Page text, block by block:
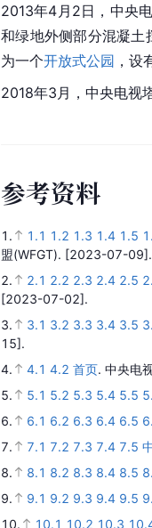
2013年4月2日，中央
和绿地外侧部分混凝土
为一个开放式公园 ，
2018年3月，中央电视
参考资料
1. 1.1 1.2 1.3 1.4 1.5
盟(WFGT). [2023-07-09].
2.
2.1 2.2 2.3 2.4 2.5
[2023-07-02].
3.
3.1 3.2 3.3 3.4 3.5
15].
4.
4.1 4.2 首页. 中央电
5.
5.1 5.2 5.3 5.4 5.5
6.
6.1 6.2 6.3 6.4 6.5
7.
7.1 7.2 7.3 7.4 7.5
8.
8.1 8.2 8.3 8.4 8.5
9.
9.1 9.2 9.3 9.4 9.5
10.
10.1 10.2 10.3